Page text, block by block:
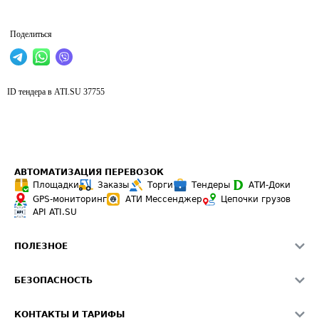
Поделиться
ID тендера в ATI.SU 37755
АВТОМАТИЗАЦИЯ ПЕРЕВОЗОК
Площадки
Заказы Торги Тендеры
АТИ-Доки
GPS-мониторинг
АТИ Мессенджер
Цепочки грузов
API ATI.SU
ПОЛЕЗНОЕ
Звезды ATI.SU на вашем сайте
БЕЗОПАСНОСТЬ
КОНТАКТЫ И ТАРИФЫ